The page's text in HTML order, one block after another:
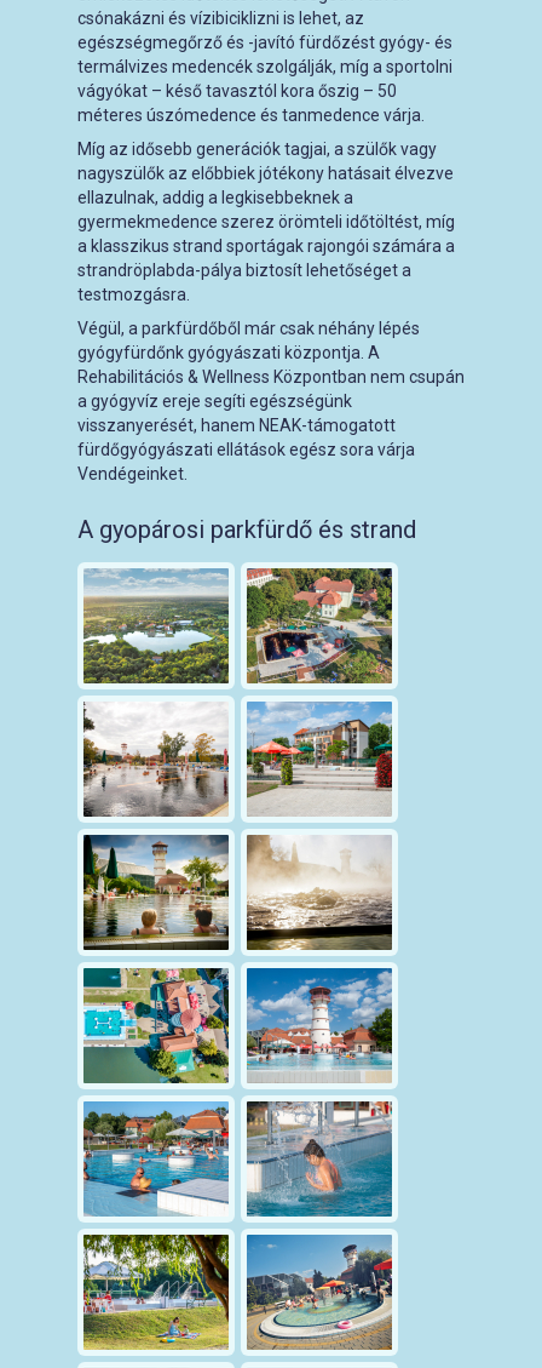
csónakázni és vízibiciklizni is lehet, az
egészségmegőrző és -javító fürdőzést gyógy- és
termálvizes medencék szolgálják, míg a sportolni
vágyókat – késő tavasztól kora őszig – 50
méteres úszómedence és tanmedence várja.
Míg az idősebb generációk tagjai, a szülők vagy
nagyszülők az előbbiek jótékony hatásait élvezve
ellazulnak, addig a legkisebbeknek a
gyermekmedence szerez örömteli időtöltést, míg
a klasszikus strand sportágak rajongói számára a
strandröplabda-pálya biztosít lehetőséget a
testmozgásra.
Végül, a parkfürdőből már csak néhány lépés
gyógyfürdőnk gyógyászati központja. A
Rehabilitációs & Wellness Központban nem csupán
a gyógyvíz ereje segíti egészségünk
visszanyerését, hanem NEAK-támogatott
fürdőgyógyászati ellátások egész sora várja
Vendégeinket.
A gyopárosi parkfürdő és strand